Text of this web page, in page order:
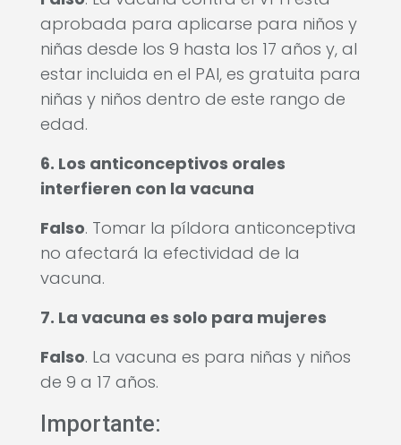
aprobada para aplicarse para niños y
niñas desde los 9 hasta los 17 años y, al
estar incluida en el PAI, es gratuita para
niñas y niños dentro de este rango de
edad.
6. Los anticonceptivos orales
interfieren con la vacuna
Falso. Tomar la píldora anticonceptiva
no afectará la efectividad de la
vacuna.
7. La vacuna es solo para mujeres
Falso. La vacuna es para niñas y niños
de 9 a 17 años.
Importante: